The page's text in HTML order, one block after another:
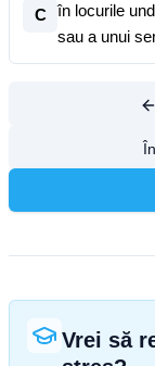
C
în locurile
sau a unui
Vrei să